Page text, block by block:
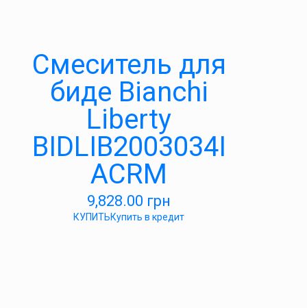
Смеситель для
биде Bianchi
Liberty
BIDLIB2003034I
ACRM
9,828.00 грн
КУПИТЬКупить в кредит